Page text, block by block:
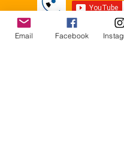
Email Facebook